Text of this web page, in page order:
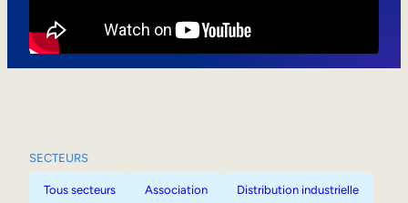
SECTEURS
Tous secteurs Association Distribution industrielle